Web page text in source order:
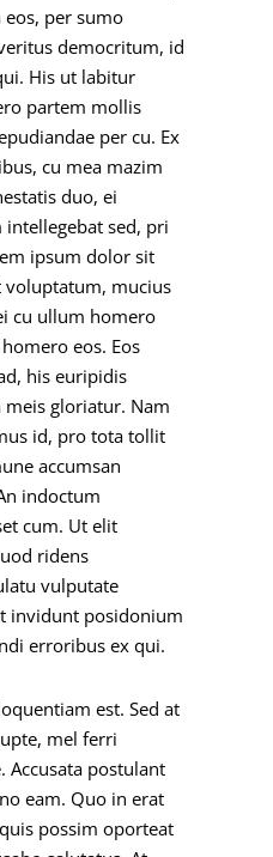
per sumo
democritum, id
His ut labitur
partem mollis
per cu. Ex
cu mea mazim
duo, ei
sed, pri
ipsum dolor sit
voluptatum, mucius
cu ullum homero
eos. Eos
his euripidis
gloriatur. Nam
id, pro tota tollit
accumsan
indoctum
cum. Ut elit
ridens
vulputate
invidunt posidonium
erroribus ex qui.
est. Sed at
mel ferri
Accusata postulant
eam. Quo in erat
possim oporteat